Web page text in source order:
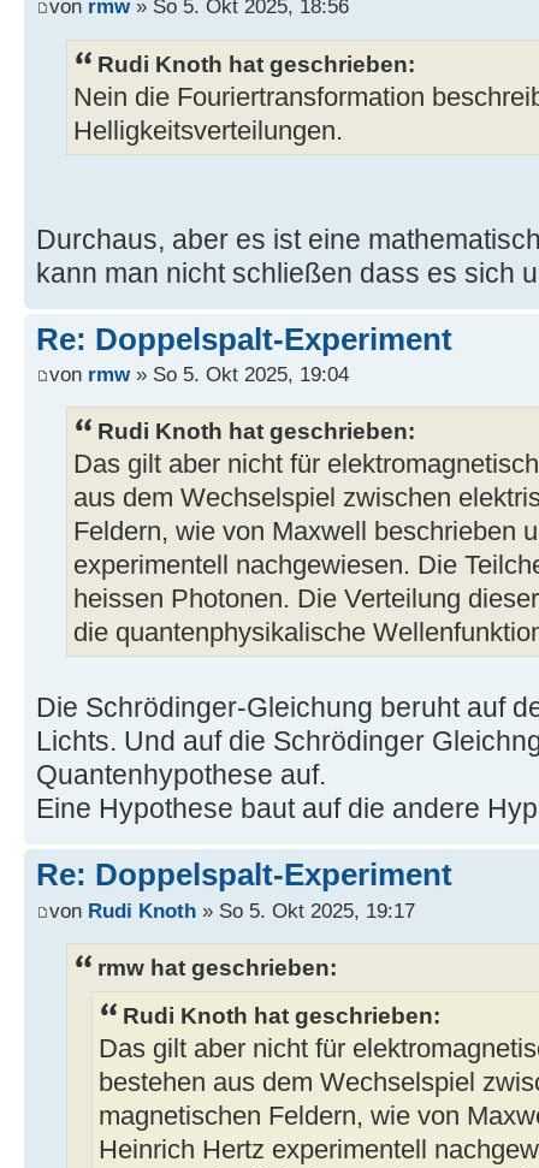
von rmw» So 5. Okt 2025, 18:56
Rudi Knoth hat geschrieben:
Nein die Fouriertransformation
Helligkeitsverteilungen.
Durchaus, aber es ist eine
kann man nicht schließen dass es sich
Re: Doppelspalt-Experiment
von rmw» So 5. Okt 2025, 19:04
Rudi Knoth hat geschrieben:
Das gilt aber nicht für
aus dem Wechselspiel zwischen
Feldern, wie von Maxwell beschrieben
experimentell nachgewiesen. Die
heissen Photonen. Die Verteilung
die quantenphysikalische
Die Schrödinger-Gleichung beruht auf
Lichts. Und auf die Schrödinger
Quantenhypothese auf.
Eine Hypothese baut auf die andere
Re: Doppelspalt-Experiment
von Rudi Knoth » So 5. Okt 2025, 19:17
rmw hat geschrieben:
Rudi Knoth hat geschrieben:
Das gilt aber nicht für
bestehen aus dem Wechselspiel
magnetischen Feldern, wie von
Heinrich Hertz experimentell